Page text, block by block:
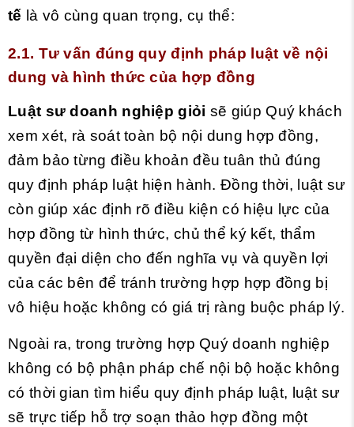
tế là vô cùng quan trọng, cụ thể:
2.1. Tư vấn đúng quy định pháp luật về nội
dung và hình thức của hợp đồng
Luật sư doanh nghiệp giỏi sẽ giúp Quý khách
xem xét, rà soát toàn bộ nội dung hợp đồng,
đảm bảo từng điều khoản đều tuân thủ đúng
quy định pháp luật hiện hành. Đồng thời, luật sư
còn giúp xác định rõ điều kiện có hiệu lực của
hợp đồng từ hình thức, chủ thể ký kết, thẩm
quyền đại diện cho đến nghĩa vụ và quyền lợi
của các bên để tránh trường hợp hợp đồng bị
vô hiệu hoặc không có giá trị ràng buộc pháp lý.
Ngoài ra, trong trường hợp Quý doanh nghiệp
không có bộ phận pháp chế nội bộ hoặc không
có thời gian tìm hiểu quy định pháp luật, luật sư
sẽ trực tiếp hỗ trợ soạn thảo hợp đồng một